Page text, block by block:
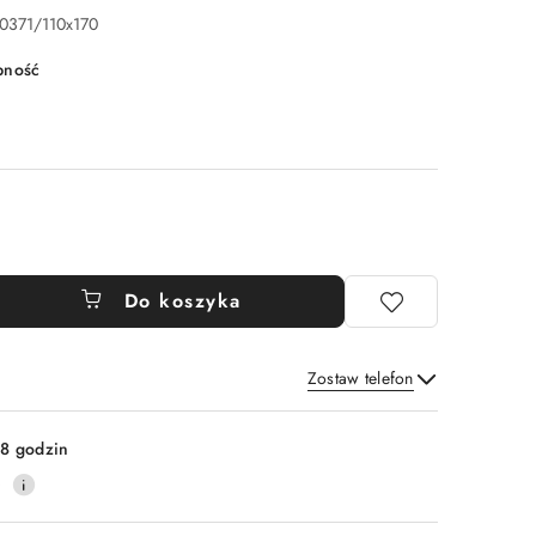
110x170
Do koszyka
Zostaw telefon
Wyślij
godzin